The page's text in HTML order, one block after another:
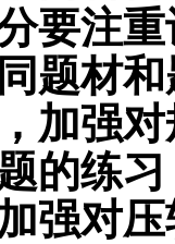
要注
题材
加强
的练
强对